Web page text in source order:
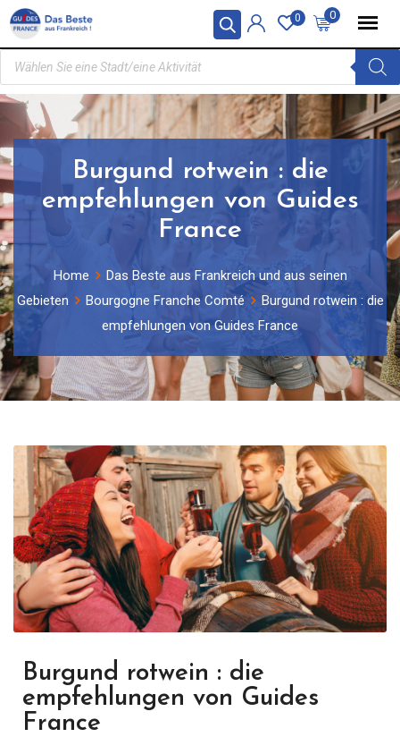
0
0
Burgund rotwein : die
empfehlungen von Guides
France
Home
Das Beste aus Frankreich und aus seinen
Gebieten
Bourgogne Franche Comté
Burgund rotwein : die
empfehlungen von Guides France
Burgund rotwein : die
empfehlungen von Guides
France